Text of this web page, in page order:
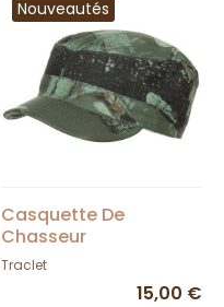
Nouveautés
Casquette De
Chasseur
Camouflage Verte -
Traclet
15,00 €